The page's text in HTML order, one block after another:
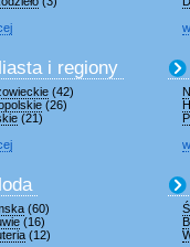
i regiony
(42)
(26)
(21)
(60)
(16)
(12)